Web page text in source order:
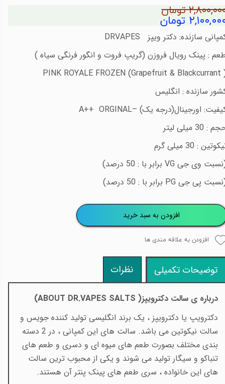
تومان
تومان
سازنده: دکتر ویپز DRVAPES
: پینک رویال فروزن (گریپ فروت و انگور فرنگی سیاه )
PINK ROYALE FROZEN (Grapefruit & Blackcurrant
سازنده : انگلیس
اورجینال(درجه یک) –A++ ORGINAL
: 30 میلی لیتر
: 30 میلی گرم
وی جی VG برابر با : 50 درصد)
پی جی PG برابر با : 50 درصد)
افزودن به سبد خرید
افزودن به علاقه مندی ها
توضیحات تکمیلی نظرات
درباره ی سالت دکترویپز( ABOUT DR.VAPES SALTS
)
دکترویپ یا دکترویپز ، یک برند انگلیسی تولید کننده جویس و
سالت نیکوتین می باشد. سالت های این کمپانی ، در 2 دسته
بندی مختلف بصورت طعم های میوه ای و دسری و طعم های
تنباکو و سیگار تولید می شوند و یکی از محبوب ترین سالت
های این خانواده ، سری طعم های پینک پنتر آن هستند.